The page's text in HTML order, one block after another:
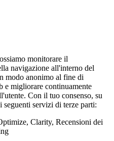
monitorare il
navigazione all'interno del
modo anonimo al fine di
e migliorare continuamente
Con il tuo consenso, su
servizi di terze parti:
Clarity, Recensioni dei